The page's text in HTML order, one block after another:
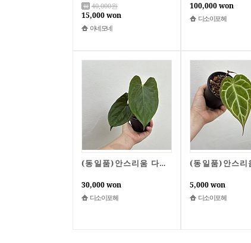
40,000원
15,000 won
아네모네
100,000 won
디소이포헤
(동일품)안스리움 다크피닉스 x rlfs
30,000 won
디소이포헤
5,000 won
디소이포헤